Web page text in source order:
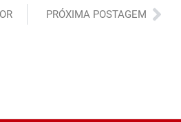
PRÓXIMA POSTAGEM